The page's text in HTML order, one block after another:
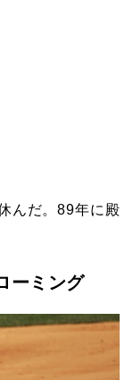
んだ。89年に殿
ーミング